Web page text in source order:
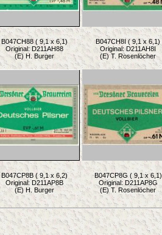
B047CH88 ( 9,1 x 6,1)
Original: D211AH88
(E) H. Burger
B047CH8I ( 9,1 x 6,1)
Original: D211AH8I
(E) T. Rosenlöcher
B047CP8B ( 9,1 x 6,2)
Original: D211AP8B
(E) H. Burger
B047CP8G ( 9,1 x 6,1)
Original: D211AP8G
(E) T. Rosenlöcher